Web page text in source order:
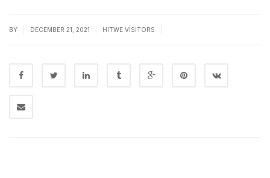
BY DECEMBER 21, 2021 HITWE VISITORS